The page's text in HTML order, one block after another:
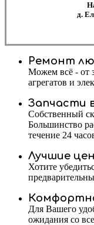
д.
Ремонт
Можем всё - от
агрегатов и
Запчасти
Собственный
Большинство
течение 24
Лучшие
Хотите
Для Вашего
ожидания со